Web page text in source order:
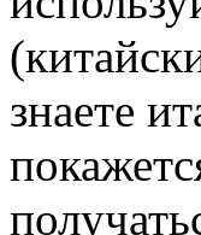
знаете